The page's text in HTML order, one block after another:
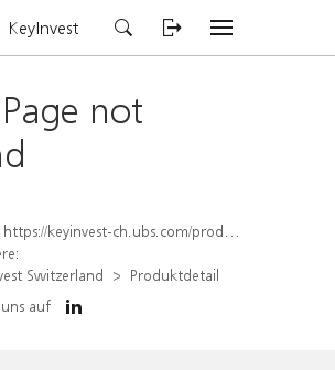
KeyInvest
not
https://keyinvest-ch.ubs.com/produkt/detail/index/isin/CH1572305980
Switzerland
Produktdetail
auf